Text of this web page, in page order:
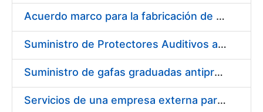
Acuerdo marco para la fabricación de piezas
Suministro de Protectores Auditivos a medida para las personas trabajadoras de los Centros de Trabajo de Madrid y Burgos
Suministro de gafas graduadas antiproyecciones para los trabajadores de la FNMT-RCM en los centros de trabajo de Madrid y Burgos
Servicios de una empresa externa para el asesoramiento y resolución de los recursos de alzada que se presentan relacionados con procesos de selección para la FNMT-RCM